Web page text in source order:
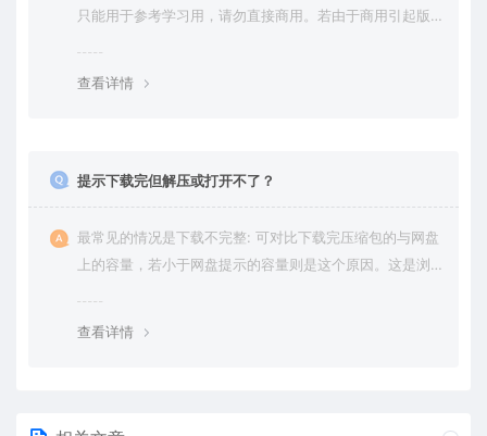
只能用于参考学习用，请勿直接商用。若由于商用引起版
查看详情
提示下载完但解压或打开不了？
最常见的情况是下载不完整: 可对比下载完压缩包的与网盘
上的容量，若小于网盘提示的容量则是这个原因。这是浏
查看详情